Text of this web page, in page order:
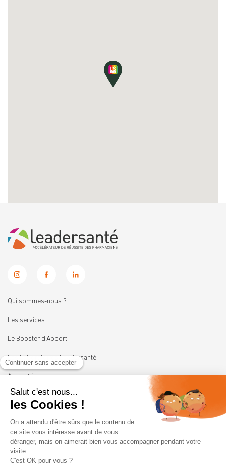
Qui sommes-nous ?
Les services
Le Booster d’Apport
Les Laboratoires Leadersanté
Actualités
Nous rejoindre
92100 BOULOGNE-BILLANCOURT
01 41 05 45 62
contact@leadersante.fr